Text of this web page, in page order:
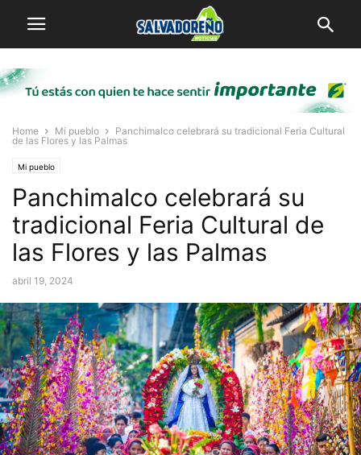
Home Mi pueblo
Panchimalco celebrará su tradicional Feria Cultural
de las Flores y las Palmas
Mi pueblo
Panchimalco celebrará su
tradicional Feria Cultural de
las Flores y las Palmas
abril 19, 2024